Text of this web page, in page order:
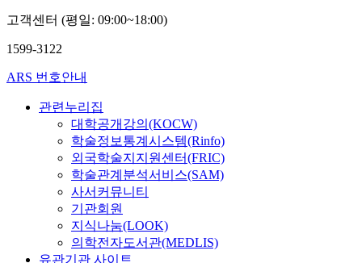
고객센터 (평일: 09:00~18:00)
1599-3122
ARS 번호안내
관련누리집
대학공개강의(KOCW)
학술정보통계시스템(Rinfo)
외국학술지지원센터(FRIC)
학술관계분석서비스(SAM)
사서커뮤니티
기관회원
지식나눔(LOOK)
의학전자도서관(MEDLIS)
유관기관 사이트